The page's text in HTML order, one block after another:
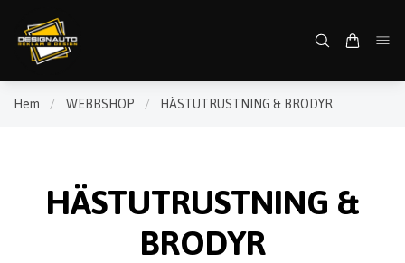
Hem / WEBBSHOP / HÄSTUTRUSTNING & BRODYR
HÄSTUTRUSTNING &
BRODYR